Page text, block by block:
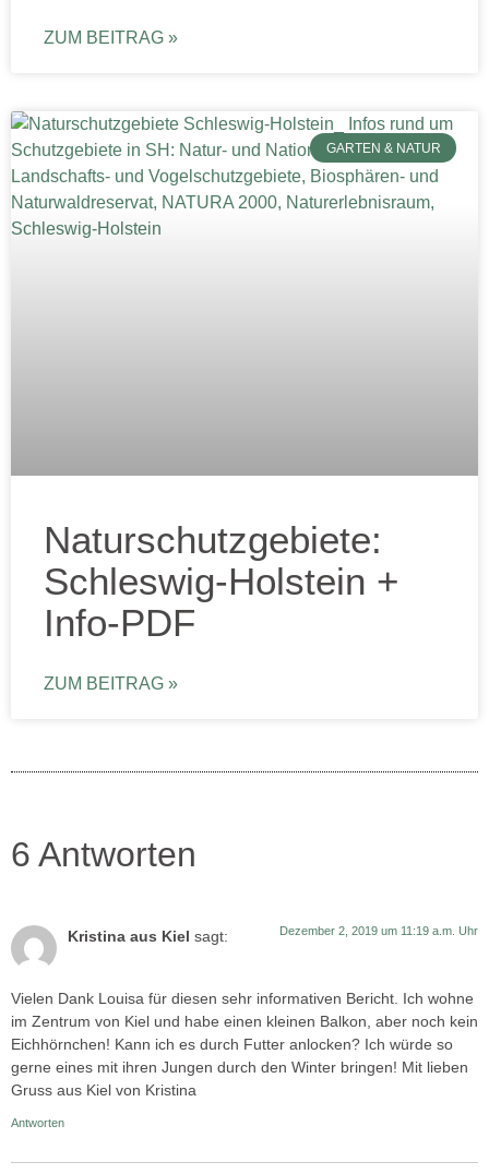
ZUM BEITRAG »
GARTEN & NATUR
Naturschutzgebiete:
Schleswig-Holstein +
Info-PDF
ZUM BEITRAG »
6 Antworten
Kristina aus Kiel sagt: Dezember 2, 2019 um 11:19 a.m. Uhr
Vielen Dank Louisa für diesen sehr informativen Bericht. Ich wohne
im Zentrum von Kiel und habe einen kleinen Balkon, aber noch kein
Eichhörnchen! Kann ich es durch Futter anlocken? Ich würde so
gerne eines mit ihren Jungen durch den Winter bringen! Mit lieben
Gruss aus Kiel von Kristina
Antworten